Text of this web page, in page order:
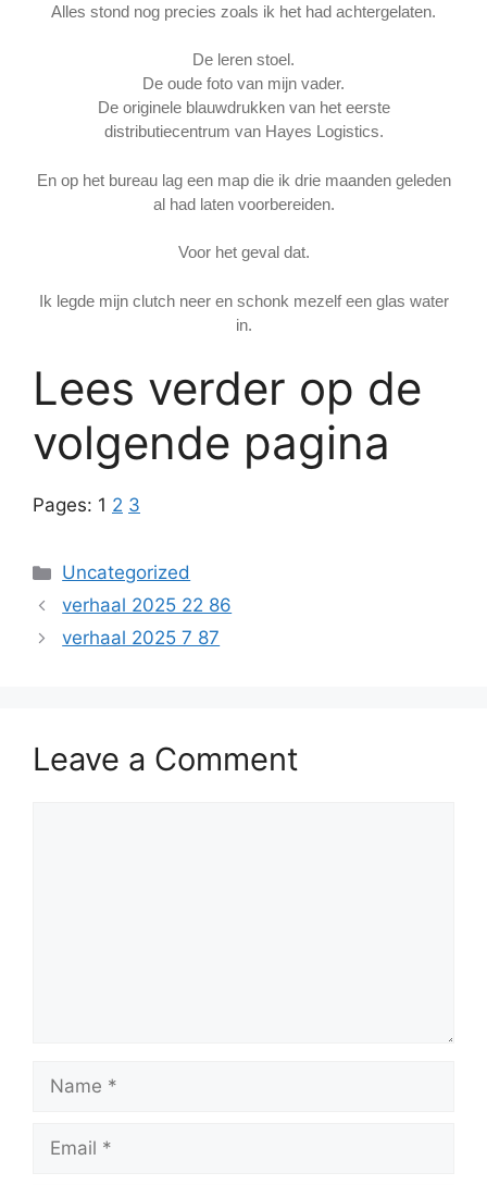
Alles stond nog precies zoals ik het had achtergelaten.
De leren stoel.
De oude foto van mijn vader.
De originele blauwdrukken van het eerste
distributiecentrum van Hayes Logistics.
En op het bureau lag een map die ik drie maanden geleden
al had laten voorbereiden.
Voor het geval dat.
Ik legde mijn clutch neer en schonk mezelf een glas water
in.
Lees verder op de
volgende pagina
Pages: 1 2 3
Categories
Uncategorized
verhaal 2025 22 86
verhaal 2025 7 87
Leave a Comment
Name
Email